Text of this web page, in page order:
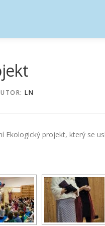
LN
Ekologický projekt, který se